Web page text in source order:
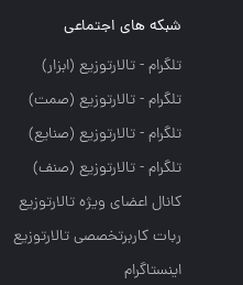
شبکه های اجتماعی
تلگرام - تالارتوزيع (ابزار)
تلگرام - تالارتوزيع (صمت)
تلگرام - تالارتوزيع (صنايع)
تلگرام - تالارتوزیع (صنف)
کانال اعضای ویژه تالارتوزیع
ربات کاربرتخصصی تالارتوزیع
اینستاگرام